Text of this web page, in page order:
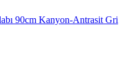
90cm Kanyon-Antrasit Gri